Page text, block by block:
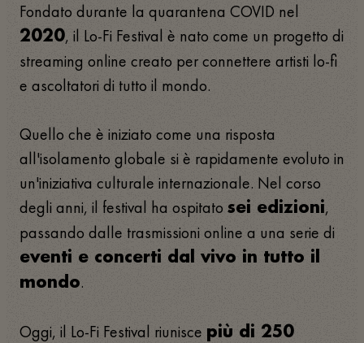
Fondato durante la quarantena COVID nel
2020, il Lo-Fi Festival è nato come un progetto di
streaming online creato per connettere artisti lo-fi
e ascoltatori di tutto il mondo.
Quello che è iniziato come una risposta
all'isolamento globale si è rapidamente evoluto in
un'iniziativa culturale internazionale. Nel corso
degli anni, il festival ha ospitato sei edizioni,
passando dalle trasmissioni online a una serie di
eventi e concerti dal vivo in tutto il
mondo.
Oggi, il Lo-Fi Festival riunisce più di 250